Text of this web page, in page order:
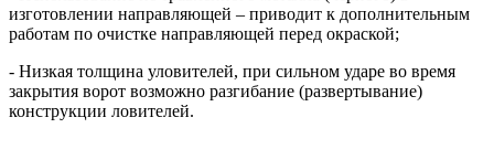
изготовлении направляющей – приводит к дополнительным
работам по очистке направляющей перед окраской;
- Низкая толщина уловителей, при сильном ударе во время
закрытия ворот возможно разгибание (развертывание)
конструкции ловителей.